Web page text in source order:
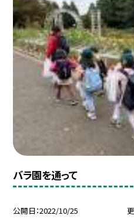
バラ園を通って
公開日 2022/10/25